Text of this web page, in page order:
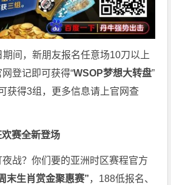
间，新朋友报名任意场10刀以上
登记即可获得“WSOP梦想大转盘”
获得3组，更多信息请上官网查
欢赛全新登场
战？你们要的亚洲时区赛程官方
末生肖赏金聚惠赛”，188低报名、